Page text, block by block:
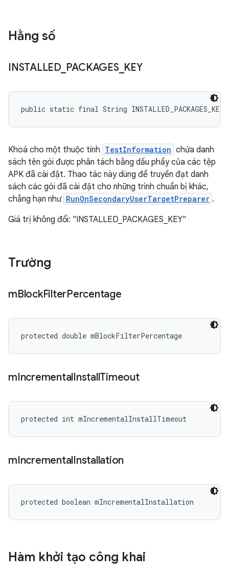
Hằng số
INSTALLED_ PACKAGES_ KEY
public static final String INSTALLED_PACKAGES_KEY
Khoá cho một thuộc tính TestInformation chứa danh
sách tên gói được phân tách bằng dấu phẩy của các tệp
APK đã cài đặt. Thao tác này dùng để truyền đạt danh
sách các gói đã cài đặt cho những trình chuẩn bị khác,
chẳng hạn như RunOnSecondaryUserTargetPreparer .
Giá trị không đổi: "INSTALLED_PACKAGES_KEY"
Trường
mBlockFilterPercentage
protected double mBlockFilterPercentage
mIncrementalInstallTimeout
protected int mIncrementalInstallTimeout
mIncrementalInstallation
protected boolean mIncrementalInstallation
Hàm khởi tạo công khai